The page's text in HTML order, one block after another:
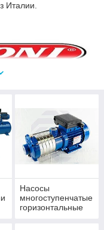
Италии.
Насосы
многоступенчатые
горизонтальные